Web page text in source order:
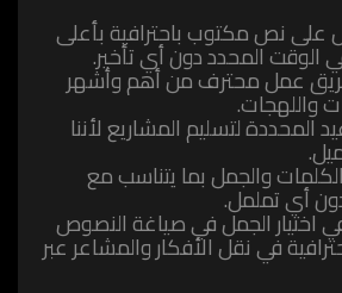
على نص مكتوب باحترافية بأعلى
المحدد دون أي تأخير.
عمل محترف من أهم وأشهر
واللهجات.
المحددة لتسليم المشاريع لأننا
والجمل بما يتناسب مع
أي تململ.
في اختيار الجمل في صياغة النصوص
في نقل الأفكار والمشاعر عبر